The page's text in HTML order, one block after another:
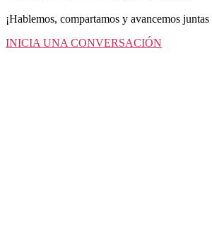
¡Hablemos, compartamos y avancemos
INICIA UNA CONVERSACIÓN